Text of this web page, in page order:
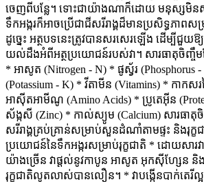
ចេញពីបន្លែ។ ទោះជាយ៉ាងណាក៏ដោយ មនុស្សមិនសូ
ទឹកអង្ករក៏អាចប្រើជាជីសរីរាង្គដ៏មានប្រសិទ្ធភាពសម្
ដូច្នេះ អត្ថបទនេះត្រូវបានសរសេរឡើង ដើម្បីជួយ
យល់ដឹងអំពីអត្ថប្រយោជន៍របស់វា។ សារធាតុចិញ្ចឹ
* អាសូត (Nitrogen - N) * ផូស្វ័រ (Phosphorus -
(Potassium - K) * វីតាមីន (Vitamins) * កាកសរ
អាស៊ីតអាមីណូ (Amino Acids) * ប្រូតេអ៊ីន
ស័ង្កសី (Zinc) * កាល់ស្យូម (Calcium) សារធាតុ
សរីរាង្គគ្រប់គ្រាន់សម្រាប់សួនដំណាំតាមផ្ទះ និងរុក្ខជ
ប្រយោជន៍នៃទឹកអង្ករសម្រាប់រុក្ខជាតិ * ដោយសារវា
យ៉ាងច្រើន វាផ្ដល់នូវកាបូន អាសូត អុកស៊ីហ្សែន
រុក្ខជាតិលូតលាស់បានលឿន។ * វាបង្កើនបាក់តេ